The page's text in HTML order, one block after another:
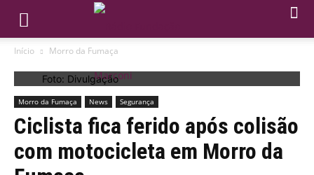
Início Morro da Fumaça
Foto: Divulgação
Morro da Fumaça News Segurança
Ciclista fica ferido após colisão
com motocicleta em Morro da